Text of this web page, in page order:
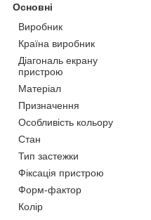
Основні
Виробник
Країна виробник
Діагональ екрану
пристрою
Матеріал
Призначення
Особливість кольору
Стан
Тип застежки
Фіксація пристрою
Форм-фактор
Колір